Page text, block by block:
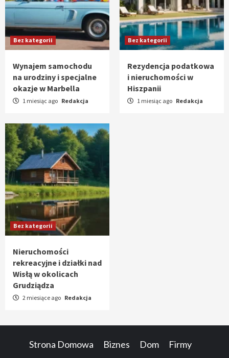
Bez kategorii
Wynajem samochodu
na urodziny i specjalne
okazje w Marbella
1 miesiąc ago Redakcja
Bez kategorii
Rezydencja podatkowa
i nieruchomości w
Hiszpanii
1 miesiąc ago Redakcja
Bez kategorii
Nieruchomości
rekreacyjne i działki nad
Wisłą w okolicach
Grudziądza
2 miesiące ago Redakcja
Strona Domowa Biznes Dom Firmy